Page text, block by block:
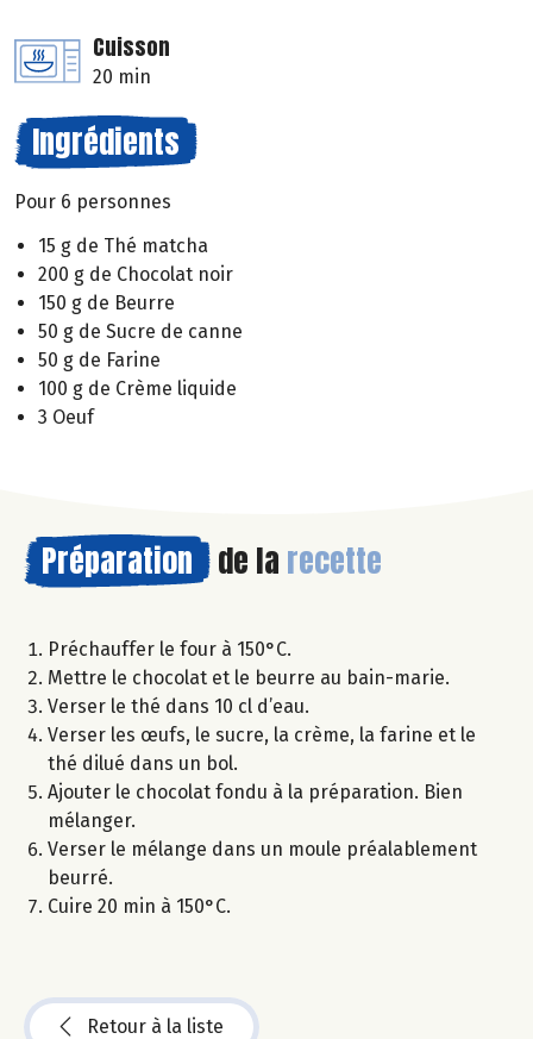
Cuisson
20 min
Ingrédients
Pour 6 personnes
15 g de Thé matcha
200 g de Chocolat noir
150 g de Beurre
50 g de Sucre de canne
50 g de Farine
100 g de Crème liquide
3 Oeuf
Préparation de la recette
Préchauffer le four à 150°C.
Mettre le chocolat et le beurre au bain-marie.
Verser le thé dans 10 cl d’eau.
Verser les œufs, le sucre, la crème, la farine et le
thé dilué dans un bol.
Ajouter le chocolat fondu à la préparation. Bien
mélanger.
Verser le mélange dans un moule préalablement
beurré.
Cuire 20 min à 150°C.
Retour à la liste